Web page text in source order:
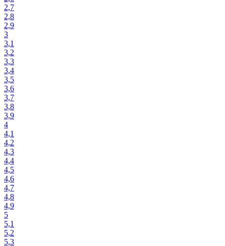
2,7
2,8
2,9
3
3,1
3,2
3,3
3,4
3,5
3,6
3,7
3,8
3,9
4
4,1
4,2
4,3
4,4
4,5
4,6
4,7
4,8
4,9
5
5,1
5,2
5,3